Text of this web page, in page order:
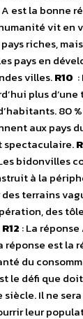
est la bonne
vit en
riches,
pays en
villes.R10
plus
80
aux pays
spectaculaire.
bidonvilles
à la
terrains
des
R12 : La
réponse est la
du
le défi que
Il ne
leur